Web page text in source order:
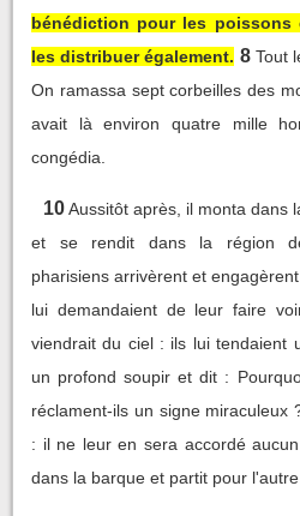
bénédiction pour les
les distribuer également. 8 Tout
On ramassa sept corbeilles des
avait là environ quatre mille
congédia.
10Aussitôt après, il monta dans
et se rendit dans la région de
pharisiens arrivèrent et
lui demandaient de leur faire
viendrait du ciel : ils lui tendaient
un profond soupir et dit :
réclament-ils un signe miraculeux
: il ne leur en sera accordé
dans la barque et partit pour l'autre